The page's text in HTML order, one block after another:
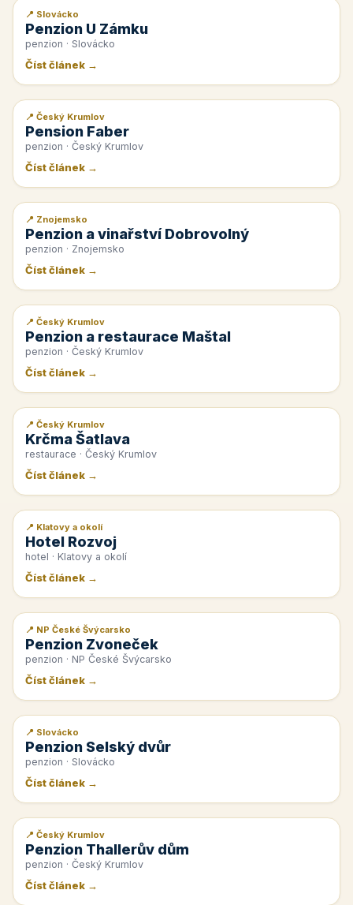
📰 PR článek
📍 Slovácko
Penzion U Zámku
penzion · Slovácko
Číst článek →
📰 PR článek
📍 Český Krumlov
Pension Faber
penzion · Český Krumlov
Číst článek →
📰 PR článek
📍 Znojemsko
Penzion a vinařství Dobrovolný
penzion · Znojemsko
Číst článek →
📰 PR článek
📍 Český Krumlov
Penzion a restaurace Maštal
penzion · Český Krumlov
Číst článek →
📰 PR článek
📍 Český Krumlov
Krčma Šatlava
restaurace · Český Krumlov
Číst článek →
📰 PR článek
📍 Klatovy a okolí
Hotel Rozvoj
hotel · Klatovy a okolí
Číst článek →
📰 PR článek
📍 NP České Švýcarsko
Penzion Zvoneček
penzion · NP České Švýcarsko
Číst článek →
📰 PR článek
📍 Slovácko
Penzion Selský dvůr
penzion · Slovácko
Číst článek →
📰 PR článek
📍 Český Krumlov
Penzion Thallerův dům
penzion · Český Krumlov
Číst článek →